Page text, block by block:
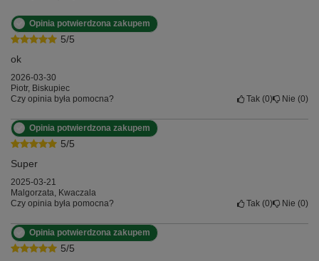
5/5
Opinia potwierdzona zakupem
ok
2026-03-30
Piotr, Biskupiec
Czy opinia była pomocna?
Tak 0 Nie 0
5/5
Opinia potwierdzona zakupem
Super
2025-03-21
Malgorzata, Kwaczala
Czy opinia była pomocna?
Tak 0 Nie 0
5/5
Opinia potwierdzona zakupem